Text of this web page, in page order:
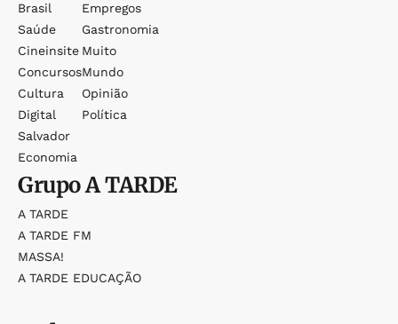
Brasil
Saúde
Cineinsite
Concursos
Cultura
Digital
Salvador
Economia
Empregos
Gastronomia
Muito
Mundo
Opinião
Política
GrupoA TARDE
A TARDE
A TARDE FM
MASSA!
A TARDE EDUCAÇÃO